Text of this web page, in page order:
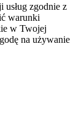
usług zgodnie z
warunki
w Twojej
na używanie